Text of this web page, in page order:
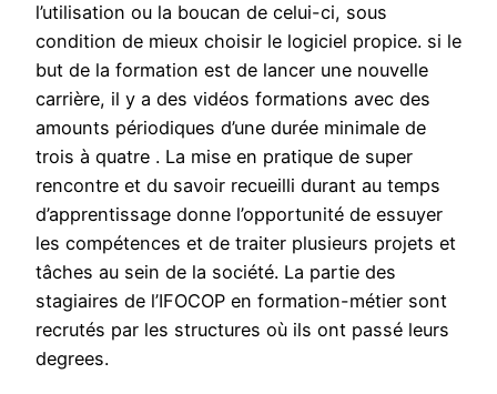
l’utilisation ou la boucan de celui-ci, sous
condition de mieux choisir le logiciel propice. si le
but de la formation est de lancer une nouvelle
carrière, il y a des vidéos formations avec des
amounts périodiques d’une durée minimale de
trois à quatre . La mise en pratique de super
rencontre et du savoir recueilli durant au temps
d’apprentissage donne l’opportunité de essuyer
les compétences et de traiter plusieurs projets et
tâches au sein de la société. La partie des
stagiaires de l’IFOCOP en formation-métier sont
recrutés par les structures où ils ont passé leurs
degrees.